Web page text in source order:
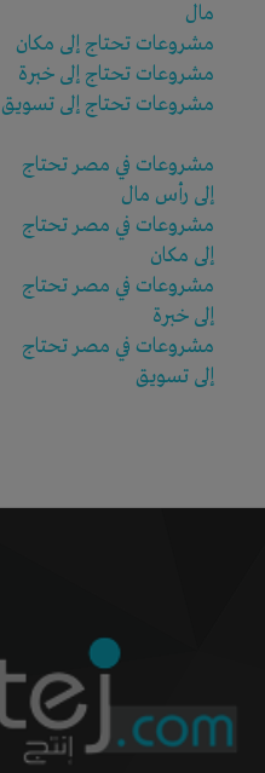
مال
مشروعات تحتاج إلى مكان
مشروعات تحتاج إلى خبرة
مشروعات تحتاج إلى تسويق
مشروعات في مصر تحتاج
إلى رأس مال
مشروعات في مصر تحتاج
إلى مكان
مشروعات في مصر تحتاج
إلى خبرة
مشروعات في مصر تحتاج
إلى تسويق